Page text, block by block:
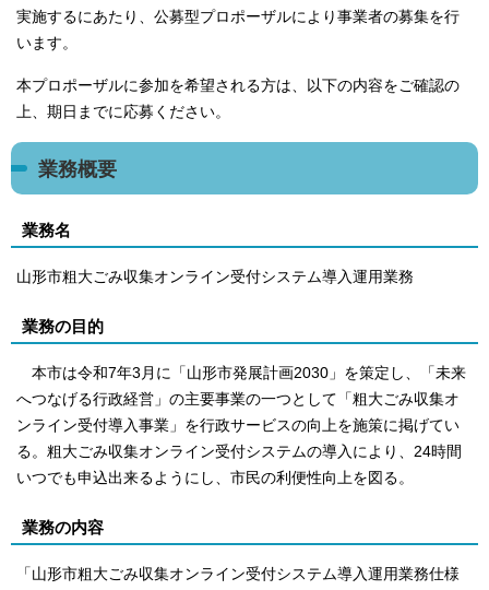
実施するにあたり、公募型プロポーザルにより事業者の募集を行
います。
本プロポーザルに参加を希望される方は、以下の内容をご確認の
上、期日までに応募ください。
業務概要
業務名
山形市粗大ごみ収集オンライン受付システム導入運用業務
業務の目的
本市は令和7年3月に「山形市発展計画2030」を策定し、「未来
へつなげる行政経営」の主要事業の一つとして「粗大ごみ収集オ
ンライン受付導入事業」を行政サービスの向上を施策に掲げてい
る。粗大ごみ収集オンライン受付システムの導入により、24時間
いつでも申込出来るようにし、市民の利便性向上を図る。
業務の内容
「山形市粗大ごみ収集オンライン受付システム導入運用業務仕様